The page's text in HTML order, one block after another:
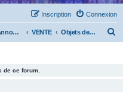
Connexion
Inscription
Petites Annonces VENTE Objets de l'Euro
de ce forum.